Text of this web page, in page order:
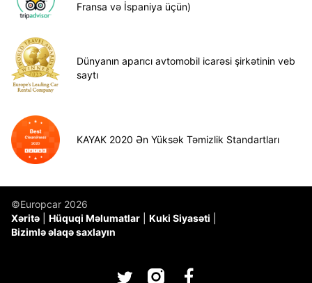
Fransa və İspaniya üçün)
Dünyanın aparıcı avtomobil icarəsi şirkətinin veb
saytı
KAYAK 2020 Ən Yüksək Təmizlik Standartları
©Europcar 2026
Xəritə
Hüquqi Məlumatlar
Kuki Siyasəti
Bizimlə əlaqə saxlayın